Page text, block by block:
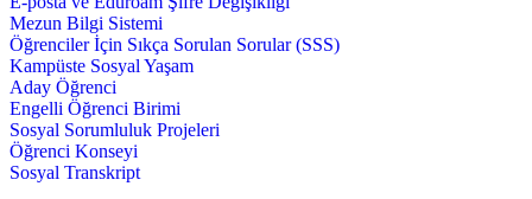
Mezun Bilgi Sistemi
Öğrenciler İçin Sıkça Sorulan Sorular (SSS)
Kampüste Sosyal Yaşam
Aday Öğrenci
Engelli Öğrenci Birimi
Sosyal Sorumluluk Projeleri
Öğrenci Konseyi
Sosyal Transkript